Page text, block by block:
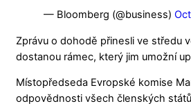
— Bloomberg (@business)
Zprávu o dohodě přinesli ve středu
dostanou rámec, který jim umožní
Místopředseda Evropské komise
odpovědnosti všech členských